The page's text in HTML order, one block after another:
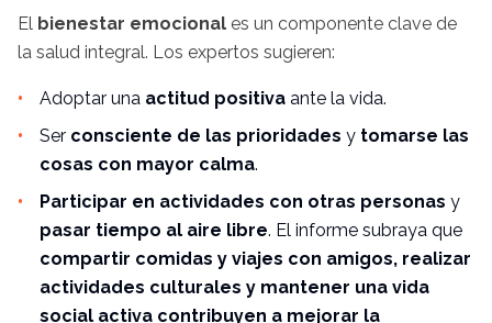
El bienestar emocional es un componente clave de
la salud integral. Los expertos sugieren:
Adoptar una actitud positiva ante la vida.
Ser consciente de las prioridades y tomarse las
cosas con mayor calma.
Participar en actividades con otras personas y
pasar tiempo al aire libre. El informe subraya que
compartir comidas y viajes con amigos, realizar
actividades culturales y mantener una vida
social activa contribuyen a mejorar la